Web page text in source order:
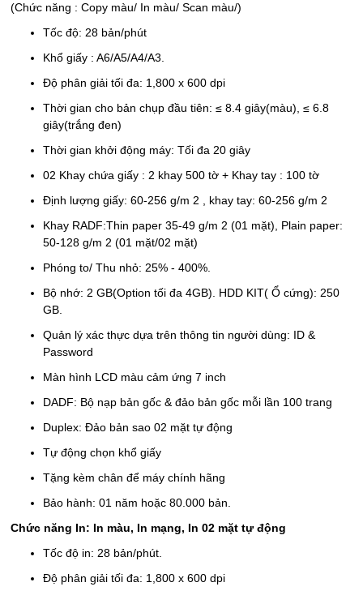
(Chức năng : Copy màu/ In màu/ Scan màu/)
Tốc độ: 28 bản/phút
Khổ giấy : A6/A5/A4/A3.
Độ phân giải tối đa: 1,800 x 600 dpi
Thời gian cho bản chụp đầu tiên: ≤ 8.4 giây(màu), ≤ 6.8
giây(trắng đen)
Thời gian khởi động máy: Tối đa 20 giây
02 Khay chứa giấy : 2 khay 500 tờ + Khay tay : 100 tờ
Định lượng giấy: 60-256 g/m 2 , khay tay: 60-256 g/m 2
Khay RADF:Thin paper 35-49 g/m 2 (01 mặt), Plain paper:
50-128 g/m 2 (01 mặt/02 mặt)
Phóng to/ Thu nhỏ: 25% - 400%.
Bộ nhớ: 2 GB(Option tối đa 4GB). HDD KIT( Ổ cứng): 250
GB.
Quản lý xác thực dựa trên thông tin người dùng: ID &
Password
Màn hình LCD màu cảm ứng 7 inch
DADF: Bộ nạp bản gốc & đảo bản gốc mỗi lần 100 trang
Duplex: Đảo bản sao 02 mặt tự động
Tự động chọn khổ giấy
Tặng kèm chân để máy chính hãng
Bảo hành: 01 năm hoặc 80.000 bản.
Chức năng In: In màu, In mạng, In 02 mặt tự động
Tốc độ in: 28 bản/phút.
Độ phân giải tối đa: 1,800 x 600 dpi